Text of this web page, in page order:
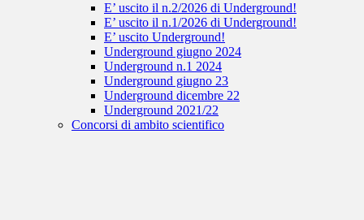
E’ uscito il n.2/2026 di Underground!
E’ uscito il n.1/2026 di Underground!
E’ uscito Underground!
Underground giugno 2024
Underground n.1 2024
Underground giugno 23
Underground dicembre 22
Underground 2021/22
Concorsi di ambito scientifico